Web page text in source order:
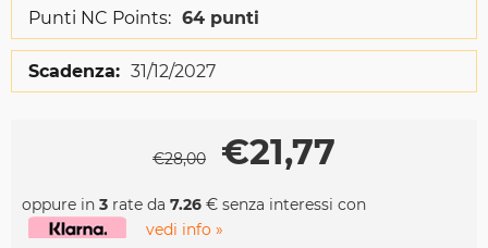
Punti NC Points: 64 punti
Scadenza: 31/12/2027
€28,00 €21,77
oppure in 3 rate da 7.26 € senza interessi con
vedi info »